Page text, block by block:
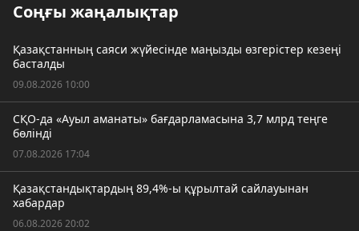
Соңғы жаңалықтар
Қазақстанның саяси жүйесінде маңызды өзгерістер кезеңі
басталды
09.08.2026 10:00
СҚО-да «Ауыл аманаты» бағдарламасына 3,7 млрд теңге
бөлінді
07.08.2026 17:04
Қазақстандықтардың 89,4%-ы құрылтай сайлауынан
хабардар
06.08.2026 20:02